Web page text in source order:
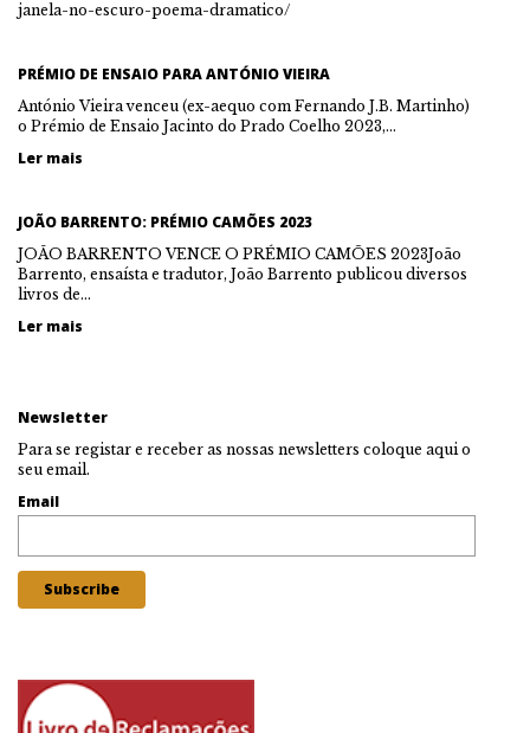
janela-no-escuro-poema-dramatico/
PRÉMIO DE ENSAIO PARA ANTÓNIO VIEIRA
António Vieira venceu (ex-aequo com Fernando J.B. Martinho)
o Prémio de Ensaio Jacinto do Prado Coelho 2023,…
Ler mais
JOÃO BARRENTO: PRÉMIO CAMÕES 2023
JOÃO BARRENTO VENCE O PRÉMIO CAMÕES 2023João
Barrento, ensaísta e tradutor, João Barrento publicou diversos
livros de…
Ler mais
Newsletter
Para se registar e receber as nossas newsletters coloque aqui o
seu email.
Email